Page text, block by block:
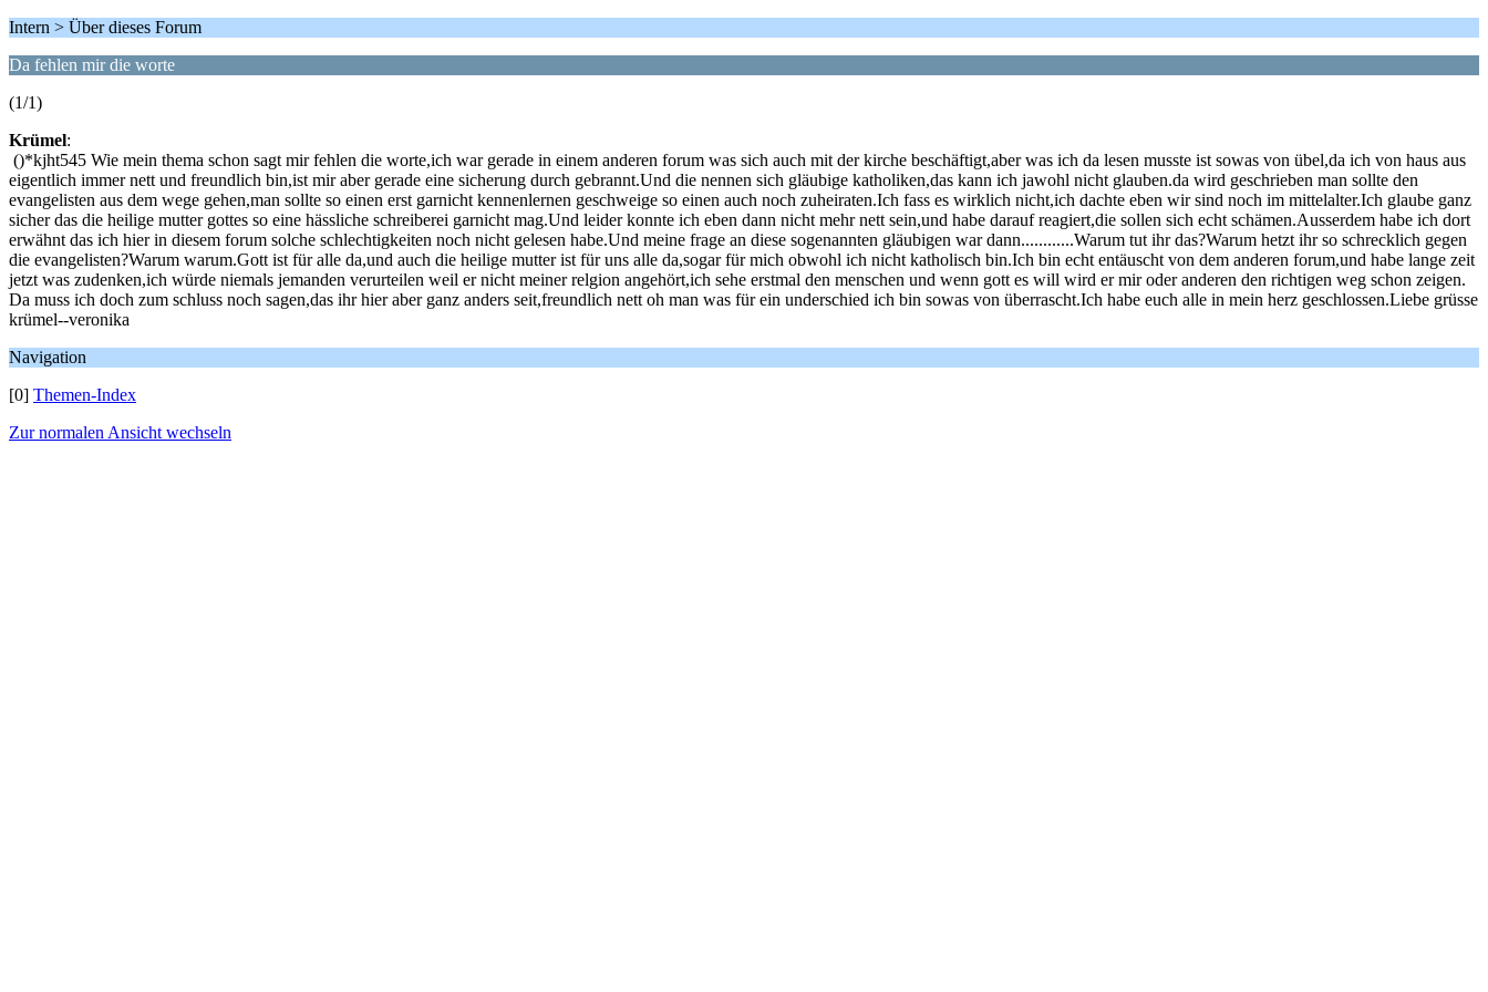
Intern > Über dieses Forum
Da fehlen mir die worte
(1/1)
Krümel:
()*kjht545 Wie mein thema schon sagt mir fehlen die worte,ich war gerade in einem anderen forum was sich auch mit der kirche beschäftigt,aber was ich da lesen musste ist sowas von übel,da ich von haus aus
eigentlich immer nett und freundlich bin,ist mir aber gerade eine sicherung durch gebrannt.Und die nennen sich gläubige katholiken,das kann ich jawohl nicht glauben.da wird geschrieben man sollte den
evangelisten aus dem wege gehen,man sollte so einen erst garnicht kennenlernen geschweige so einen auch noch zuheiraten.Ich fass es wirklich nicht,ich dachte eben wir sind noch im mittelalter.Ich glaube ganz
sicher das die heilige mutter gottes so eine hässliche schreiberei garnicht mag.Und leider konnte ich eben dann nicht mehr nett sein,und habe darauf reagiert,die sollen sich echt schämen.Ausserdem habe ich dort
erwähnt das ich hier in diesem forum solche schlechtigkeiten noch nicht gelesen habe.Und meine frage an diese sogenannten gläubigen war dann............Warum tut ihr das?Warum hetzt ihr so schrecklich gegen
die evangelisten?Warum warum.Gott ist für alle da,und auch die heilige mutter ist für uns alle da,sogar für mich obwohl ich nicht katholisch bin.Ich bin echt entäuscht von dem anderen forum,und habe lange zeit
jetzt was zudenken,ich würde niemals jemanden verurteilen weil er nicht meiner relgion angehört,ich sehe erstmal den menschen und wenn gott es will wird er mir oder anderen den richtigen weg schon zeigen.
Da muss ich doch zum schluss noch sagen,das ihr hier aber ganz anders seit,freundlich nett oh man was für ein underschied ich bin sowas von überrascht.Ich habe euch alle in mein herz geschlossen.Liebe grüsse
krümel--veronika
Navigation
[0] Themen-Index
Zur normalen Ansicht wechseln